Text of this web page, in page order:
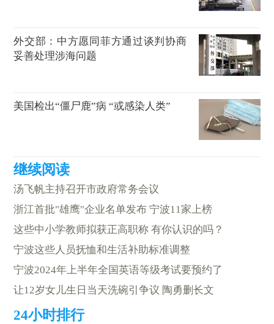
外交部：中方愿同菲方通过谈判协商
妥善处理涉海问题
美国检出“僵尸鹿”病 “或感染人类”
汤飞帆主持召开市政府常务会议
浙江首批"雄鹰"企业名单发布 宁波11家上榜
这些中小学教师拟获正高职称 有你认识的吗？
宁波这些人员抚恤和生活补助标准调整
宁波2024年上半年全国英语等级考试要预约了
让12岁女儿生日当天洗碗引争议 陶勇删长文